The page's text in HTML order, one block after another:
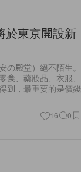
於東京開設新
殿堂）絕不陌生。
、藥妝品、衣服、
到，最重要的是價錢
16 0